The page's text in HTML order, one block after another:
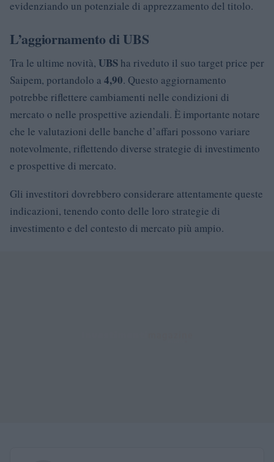
evidenziando un potenziale di apprezzamento del titolo.
L’aggiornamento di UBS
Tra le ultime novità, UBS ha riveduto il suo target price per
Saipem, portandolo a 4,90. Questo aggiornamento
potrebbe riflettere cambiamenti nelle condizioni di
mercato o nelle prospettive aziendali. È importante notare
che le valutazioni delle banche d’affari possono variare
notevolmente, riflettendo diverse strategie di investimento
e prospettive di mercato.
Gli investitori dovrebbero considerare attentamente queste
indicazioni, tenendo conto delle loro strategie di
investimento e del contesto di mercato più ampio.